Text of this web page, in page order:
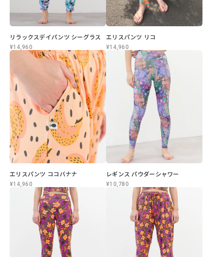
リラックスデイパンツ シーグラス
¥14,960
エリスパンツ リコ
¥14,960
エリスパンツ ココバナナ
¥14,960
レギンス パウダーシャワー
¥10,780